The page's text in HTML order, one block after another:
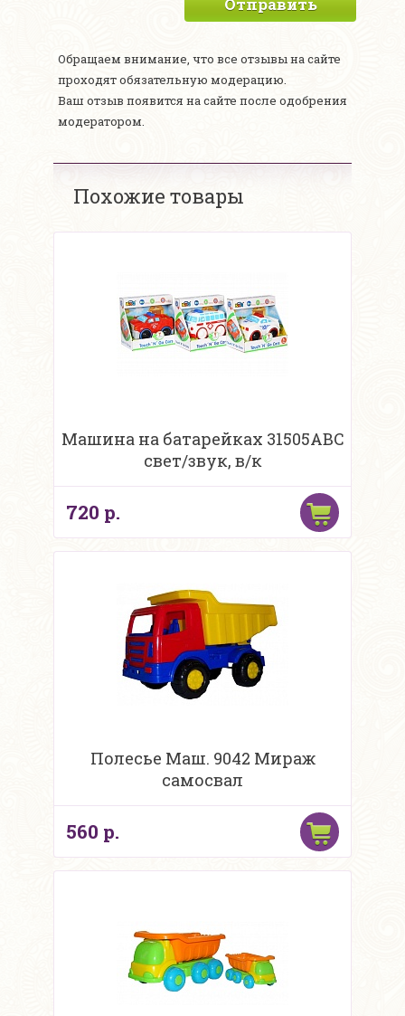
Отправить
Обращаем внимание, что все отзывы на сайте
проходят обязательную модерацию.
Ваш отзыв появится на сайте после одобрения
модератором.
Похожие товары
Машина на батарейках 31505ABC
свет/звук, в/к
720 р.
Полесье Маш. 9042 Мираж
самосвал
560 р.